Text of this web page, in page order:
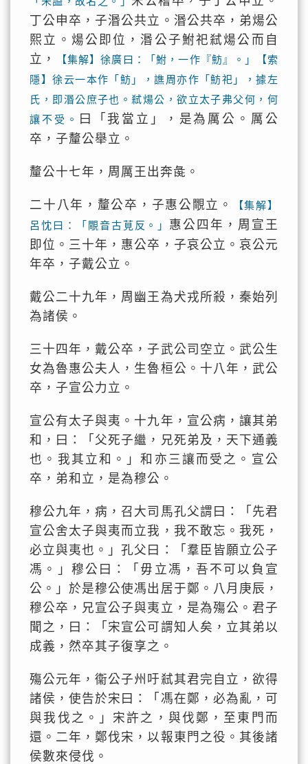
丁公申卒，子湣公共立。湣公共卒，弟煬公
熙立。煬公即位，湣公子鮒祀弒煬公而自
立，
【集解】徐廣曰：「鮒，一作『魴』。」【索
隱】徐云一本作「魴」，譙周亦作「魴祀」，據左
氏，即湣公庶子也。弒煬公，欲立太子弗父何，何
讓不受。
曰「我當立」，是為厲公。厲公
卒，子釐公舉立。
釐公十七年，周厲王出奔彘。
二十八年，釐公卒，子惠公覸立。
【集解】
呂忱曰：「覸音古莧反。」 惠公四年，周宣王
即位。三十年，惠公卒，子哀公立。哀公元
年卒，子戴公立。
戴公二十九年，周幽王為犬戎所殺，秦始列
為諸侯。
三十四年，戴公卒，子武公司空立。武公生
女為魯惠公夫人，生魯桓公。十八年，武公
卒，子宣公力立。
宣公有太子與夷。十九年，宣公病，讓其弟
和，曰：「父死子繼，兄死弟及，天下通義
也。我其立和。」和亦三讓而受之。宣公
卒，弟和立，是為穆公。
穆公九年，病，召大司馬孔父謂曰：「先君
宣公舍太子與夷而立我，我不敢忘。我死，
必立與夷也。」孔父曰：「羣臣皆願立公子
馮。」穆公曰：「毋立馮，吾不可以負宣
公。」於是穆公使馮出居于鄭。八月庚辰，
穆公卒，兄宣公子與夷立，是為殤公。君子
聞之，曰：「宋宣公可謂知人矣，立其弟以
成義，然卒其子復享之。
殤公元年，衞公子州吁弒其君完自立，欲得
諸侯，使告於宋曰：「馮在鄭，必為亂，可
與我伐之。」宋許之，與伐鄭，至東門而
還。二年，鄭伐宋，以報東門之役。其後諸
侯數來侵伐。